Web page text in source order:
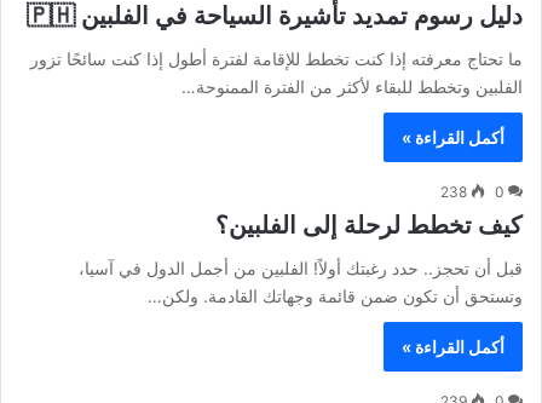
دليل رسوم تمديد تأشيرة السياحة في الفلبين 🇵🇭
ما تحتاج معرفته إذا كنت تخطط للإقامة لفترة أطول إذا كنت سائحًا تزور
الفلبين وتخطط للبقاء لأكثر من الفترة الممنوحة…
أكمل القراءة »
0
238
كيف تخطط لرحلة إلى الفلبين؟
قبل أن تحجز.. حدد رغبتك أولاً! الفلبين من أجمل الدول في آسيا،
وتستحق أن تكون ضمن قائمة وجهاتك القادمة. ولكن…
أكمل القراءة »